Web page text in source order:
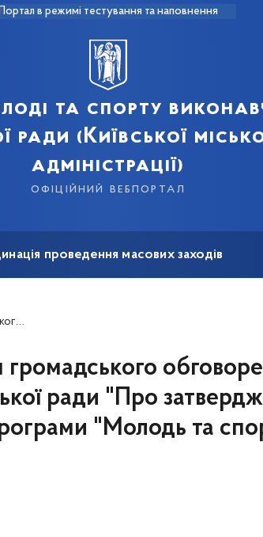
в режимі тестування та наповнення
та спорту
ради (Київської
адміністрації)
офіційний вебпортал
проведення масових заходів
2027 роки
ради "Про
"Молодь та